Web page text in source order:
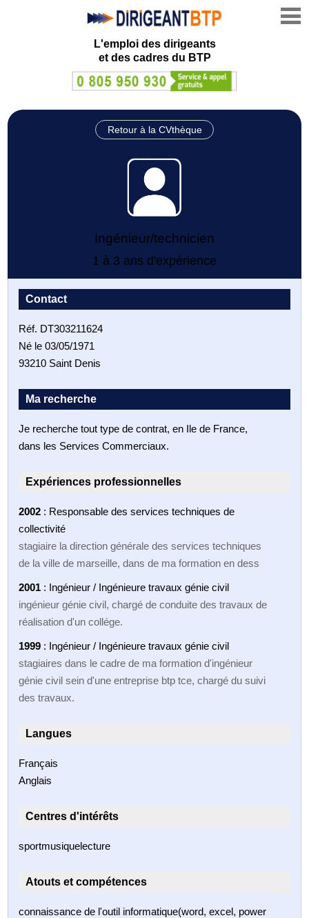
L'emploi des dirigeants
et des cadres du BTP
Retour à la CVthèque
Ingénieur/technicien
1 à 3 ans d'expérience
Contact
Réf. DT303211624
Né le 03/05/1971
93210 Saint Denis
Ma recherche
Je recherche tout type de contrat, en Ile de France,
dans les Services Commerciaux.
Expériences professionnelles
2002 : Responsable des services techniques de
collectivité
stagiaire la direction générale des services techniques
de la ville de marseille, dans de ma formation en dess
2001 : Ingénieur / Ingénieure travaux génie civil
ingénieur génie civil, chargé de conduite des travaux de
réalisation d'un collége.
1999 : Ingénieur / Ingénieure travaux génie civil
stagiaires dans le cadre de ma formation d'ingénieur
génie civil sein d'une entreprise btp tce, chargé du suivi
des travaux.
Langues
Français
Anglais
Centres d'intérêts
sportmusiquelecture
Atouts et compétences
connaissance de l'outil informatique(word, excel, power